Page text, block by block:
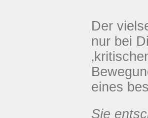
Der
nur bei
eines
Sie